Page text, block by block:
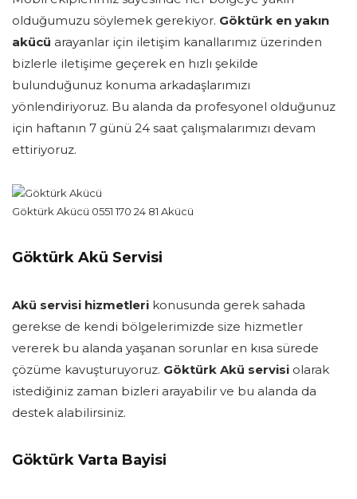
olduğumuzu söylemek gerekiyor. Göktürk en yakın
akücü arayanlar için iletişim kanallarımız üzerinden
bizlerle iletişime geçerek en hızlı şekilde
bulunduğunuz konuma arkadaşlarımızı
yönlendiriyoruz. Bu alanda da profesyonel olduğunuz
için haftanın 7 günü 24 saat çalışmalarımızı devam
ettiriyoruz.
Göktürk Akücü 0551 170 24 81 Akücü
Göktürk Akü Servisi
Akü servisi hizmetleri konusunda gerek sahada
gerekse de kendi bölgelerimizde size hizmetler
vererek bu alanda yaşanan sorunlar en kısa sürede
çözüme kavuşturuyoruz. Göktürk Akü servisi olarak
istediğiniz zaman bizleri arayabilir ve bu alanda da
destek alabilirsiniz.
Göktürk Varta Bayisi